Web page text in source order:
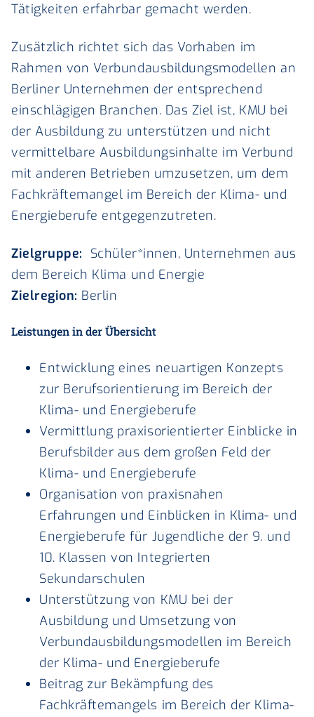
Tätigkeiten erfahrbar gemacht werden.
Zusätzlich richtet sich das Vorhaben im
Rahmen von Verbundausbildungsmodellen an
Berliner Unternehmen der entsprechend
einschlägigen Branchen. Das Ziel ist, KMU bei
der Ausbildung zu unterstützen und nicht
vermittelbare Ausbildungsinhalte im Verbund
mit anderen Betrieben umzusetzen, um dem
Fachkräftemangel im Bereich der Klima- und
Energieberufe entgegenzutreten.
Zielgruppe: Schüler*innen, Unternehmen aus
dem Bereich Klima und Energie
Zielregion: Berlin
Leistungen in der Übersicht
Entwicklung eines neuartigen Konzepts
zur Berufsorientierung im Bereich der
Klima- und Energieberufe
Vermittlung praxisorientierter Einblicke in
Berufsbilder aus dem großen Feld der
Klima- und Energieberufe
Organisation von praxisnahen
Erfahrungen und Einblicken in Klima- und
Energieberufe für Jugendliche der 9. und
10. Klassen von Integrierten
Sekundarschulen
Unterstützung von KMU bei der
Ausbildung und Umsetzung von
Verbundausbildungsmodellen im Bereich
der Klima- und Energieberufe
Beitrag zur Bekämpfung des
Fachkräftemangels im Bereich der Klima-